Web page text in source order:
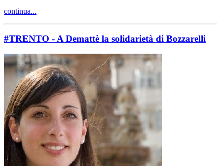
continua...
#TRENTO - A Demattè la solidarietà di Bozzarelli